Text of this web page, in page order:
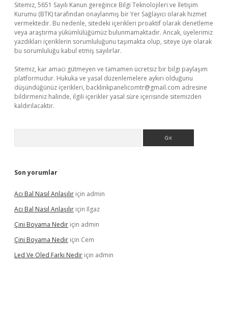
Sitemiz, 5651 Sayılı Kanun gereğince Bilgi Teknolojileri ve İletişim
Kurumu (BTK) tarafından onaylanmış bir Yer Sağlayıcı olarak hizmet
vermektedir. Bu nedenle, sitedeki içerikleri proaktif olarak denetleme
veya araştırma yükümlülüğümüz bulunmamaktadır. Ancak, üyelerimiz
yazdıkları içeriklerin sorumluluğunu taşımakta olup, siteye üye olarak
bu sorumluluğu kabul etmiş sayılırlar.
Sitemiz, kar amacı gütmeyen ve tamamen ücretsiz bir bilgi paylaşım
platformudur. Hukuka ve yasal düzenlemelere aykırı olduğunu
düşündüğünüz içerikleri, backlinkpanelicomtr@gmail.com adresine
bildirmeniz halinde, ilgili içerikler yasal süre içerisinde sitemizden
kaldırılacaktır.
Son yorumlar
Acı Bal Nasıl Anlaşılır için admin
Acı Bal Nasıl Anlaşılır için Ilgaz
Çini Boyama Nedir için admin
Çini Boyama Nedir için Cem
Led Ve Oled Farkı Nedir için admin